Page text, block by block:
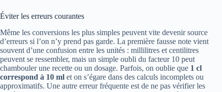
Éviter les erreurs courantes
Même les conversions les plus simples peuvent vite devenir source
d’erreurs si l’on n’y prend pas garde. La première fausse note vient
souvent d’une confusion entre les unités : millilitres et centilitres
peuvent se ressembler, mais un simple oubli du facteur 10 peut
chambouler une recette ou un dosage. Parfois, on oublie que 1 cl
correspond à 10 ml et on s’égare dans des calculs incomplets ou
approximatifs. Une autre erreur fréquente est de ne pas vérifier les